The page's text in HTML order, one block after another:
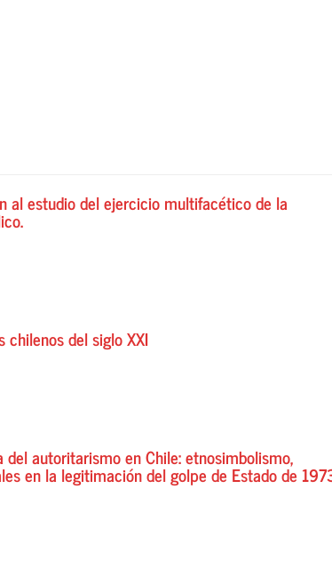
al estudio del ejercicio multifacético de la
chilenos del siglo XXI
autoritarismo en Chile: etnosimbolismo,
en la legitimación del golpe de Estado de